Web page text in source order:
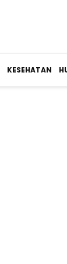
KESEHATAN